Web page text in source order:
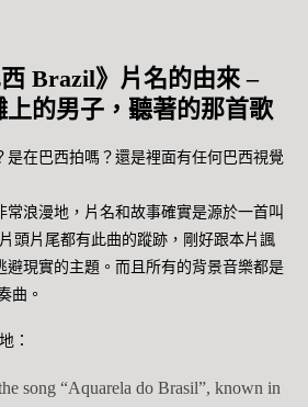
Brazil》片名的由來 –
的男子，聽著的那首歌
是在巴西拍嗎？還是裡面有任何巴西視覺
常浪漫地，片名和故事確實是源於一首叫
頭片尾都有此曲的蹤跡，剛好跟本片諷
避現實的主題。而且所有的背景音樂都是
曲。
：
song “Aquarela do Brasil”, known in